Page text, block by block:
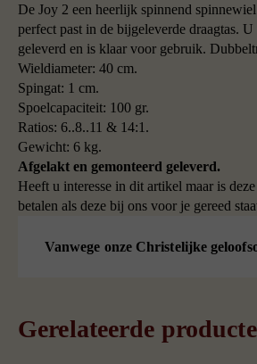
De Joy 2 een heerlijk spinnend
perfect past in de bijgeleverde draagtas.
geleverd en is klaar voor gebruik.
Wieldiameter: 40 cm.
Spingat: 1 cm.
Spoelcapaciteit: 100 gr.
Ratios: 6..8..11 & 14:1.
Gewicht: 6 kg.
Afgelakt en gemonteerd geleverd.
Heeft u interesse in dit artikel maar is
betalen als deze bij ons voor je gereed
Vanwege onze Christelijke
Gerelateerde